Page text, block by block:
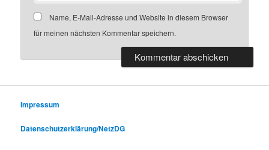
Name, E-Mail-Adresse und Website in diesem Browser
für meinen nächsten Kommentar speichern.
Impressum
Datenschutzerklärung/NetzDG